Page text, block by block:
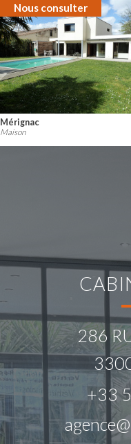
Nous consulter
Bordeaux
Maison
286
+33